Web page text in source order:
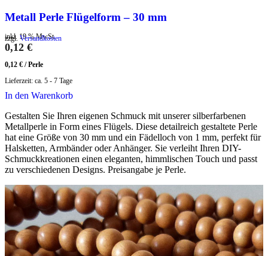
Metall Perle Flügelform – 30 mm
inkl. 19 % MwSt.
zzgl. Versandkosten
0,12 €
0,12 € /Perle
Lieferzeit: ca. 5 - 7 Tage
In den Warenkorb
Gestalten Sie Ihren eigenen Schmuck mit unserer silberfarbenen
Metallperle in Form eines Flügels. Diese detailreich gestaltete Perle
hat eine Größe von 30 mm und ein Fädelloch von 1 mm, perfekt für
Halsketten, Armbänder oder Anhänger. Sie verleiht Ihren DIY-
Schmuckkreationen einen eleganten, himmlischen Touch und passt
zu verschiedenen Designs. Preisangabe je Perle.